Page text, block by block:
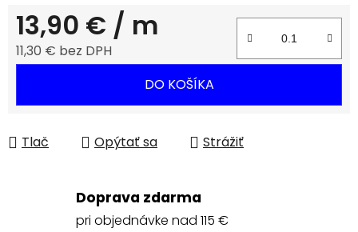
13,90 € / m
11,30 € bez DPH
DO KOŠÍKA
Tlač Opýtať sa Strážiť
Doprava zdarma
pri objednávke nad 115 €